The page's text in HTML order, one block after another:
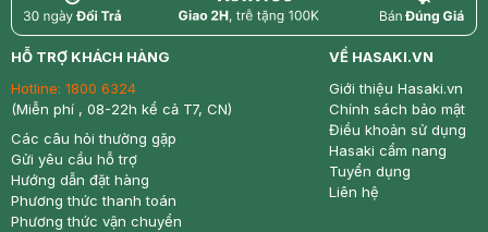
return nowfree price
HỖ TRỢ KHÁCH HÀNG
Hotline: 1800 6324
(Miễn phí , 08-22h kể cả T7, CN)
Các câu hỏi thường gặp
Gửi yêu cầu hỗ trợ
Hướng dẫn đặt hàng
Phương thức thanh toán
Phương thức vận chuyển
VỀ HASAKI.VN
Giới thiệu Hasaki.vn
Chính sách bảo mật
Điều khoản sử dụng
Hasaki cẩm nang
Tuyển dụng
Liên hệ